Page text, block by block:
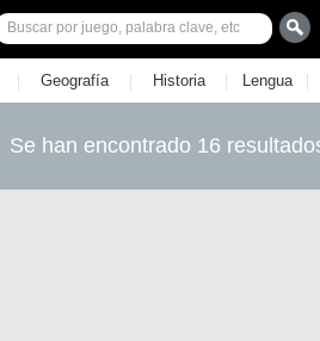
| Geografía | Historia | Lengua |
Se han encontrado 16